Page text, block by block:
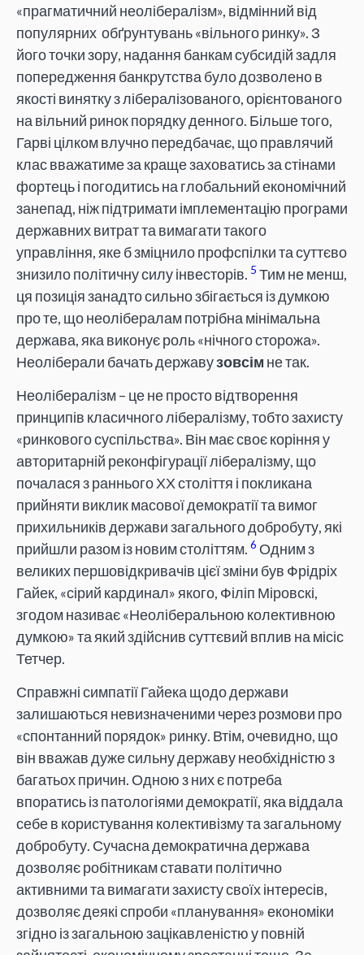
«прагматичний неолібералізм», відмінний від
популярних обґрунтувань «вільного ринку». З
його точки зору, надання банкам субсидій задля
попередження банкрутства було дозволено в
якості винятку з лібералізованого, орієнтованого
на вільний ринок порядку денного. Більше того,
Гарві цілком влучно передбачає, що правлячий
клас вважатиме за краще заховатись за стінами
фортець і погодитись на глобальний економічний
занепад, ніж підтримати імплементацію програми
державних витрат та вимагати такого
управління, яке б зміцнило профспілки та суттєво
знизило політичну силу інвесторів. 5 Тим не менш,
ця позиція занадто сильно збігається із думкою
про те, що неолібералам потрібна мінімальна
держава, яка виконує роль «нічного сторожа».
Неоліберали бачать державузовсім не так.
Неолібералізм – це не просто відтворення
принципів класичного лібералізму, тобто захисту
«ринкового суспільства». Він має своє коріння у
авторитарній реконфігурації лібералізму, що
почалася з раннього ХХ століття і покликана
прийняти виклик масової демократії та вимог
прихильників держави загального добробуту, які
прийшли разом із новим століттям. 6 Одним з
великих першовідкривачів цієї зміни був Фрідріх
Гайек, «сірий кардинал» якого, Філіп Міровскі,
згодом називає «Неоліберальною колективною
думкою» та який здійснив суттєвий вплив на місіс
Тетчер.
Справжні симпатії Гайека щодо держави
залишаються невизначеними через розмови про
«спонтанний порядок» ринку. Втім, очевидно, що
він вважав дуже сильну державу необхідністю з
багатьох причин. Одною з них є потреба
впоратись із патологіями демократії, яка віддала
себе в користування колективізму та загальному
добробуту. Сучасна демократична держава
дозволяє робітникам ставати політично
активними та вимагати захисту своїх інтересів,
дозволяє деякі спроби «планування» економіки
згідно із загальною зацікавленістю у повній